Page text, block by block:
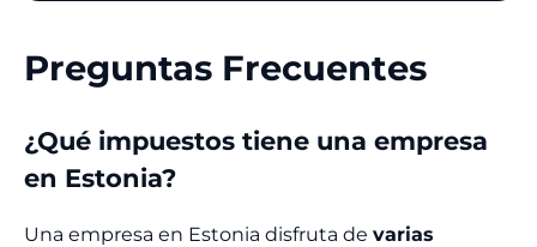
Preguntas Frecuentes
¿Qué impuestos tiene una empresa
en Estonia?
Una empresa en Estonia disfruta de varias